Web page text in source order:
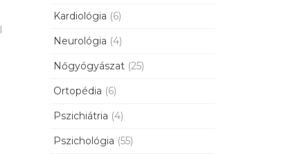
Kardiológia (6)
Neurológia (4)
Nőgyógyászat (25)
Ortopédia (6)
Pszichiátria (4)
Pszichológia (55)